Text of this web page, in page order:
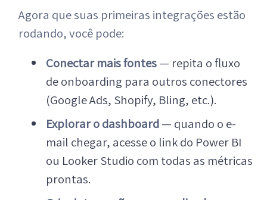
Agora que suas primeiras integrações estão
rodando, você pode:
Conectar mais fontes— repita o fluxo
de onboarding para outros conectores
(Google Ads, Shopify, Bling, etc.).
Explorar o dashboard— quando o e-
mail chegar, acesse o link do Power BI
ou Looker Studio com todas as métricas
prontas.